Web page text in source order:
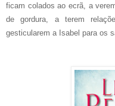
ficam colados ao ecrã, a
de gordura, a terem
gesticularem a Isabel para os